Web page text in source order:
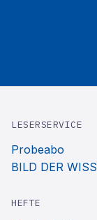
LESERSERVICE
Probeabo
BILD DER
HEFTE